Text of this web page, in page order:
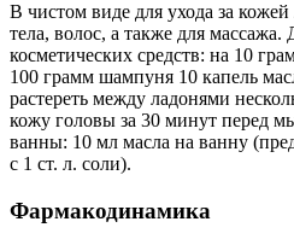
В чистом виде для ухода за
тела, волос, а также для массажа.
косметических средств: на 10
100 грамм шампуня 10 капель
растереть между ладонями
кожу головы за 30 минут перед
ванны: 10 мл масла на ванну
с 1 ст. л. соли).
Фармакодинамика